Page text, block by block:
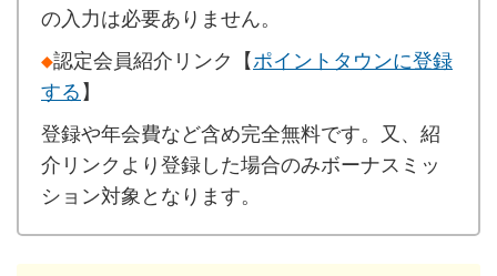
の入力は必要ありません。
◆認定会員紹介リンク【ポイントタウンに登録
する】
登録や年会費など含め完全無料です。又、紹
介リンクより登録した場合のみボーナスミッ
ション対象となります。